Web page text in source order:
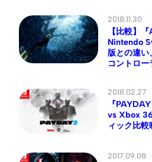
2018.11.30
【比較】
Nintendo
版との違い
コントロ
2018.02.27
『
vs Xbox
ィック比較
2017.09.08